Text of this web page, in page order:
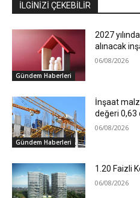
İLGİNİZİ ÇEKEBİLİR
Gündem Haberleri
2027
alınacak
06/08/2026
Gündem Haberleri
İnşaat
değeri 0,63
06/08/2026
1.20 Faizli
06/08/2026